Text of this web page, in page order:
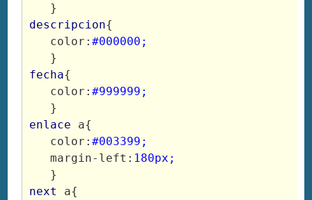
descripcion{
   color:
#000000;
fecha{
   color:
#999999;
enlace a{
   color:
#003399;
   margin-left:
180px;
next
a{